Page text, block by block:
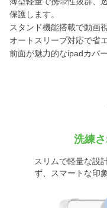
保護します。
スタンド機能搭載で動画
オートスリープ対応で省
前面が魅力的なipadカバー
洗練
スリムで軽量な設
ず、スマートな印